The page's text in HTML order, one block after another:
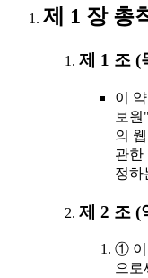
제 1 장 총
제 1 조 (
이
보
의
관한
정하
제 2 조 (
① 이
으로